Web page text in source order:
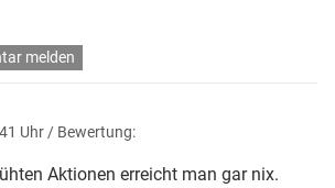
melden
Uhr / Bewertung:
Aktionen erreicht man gar nix.